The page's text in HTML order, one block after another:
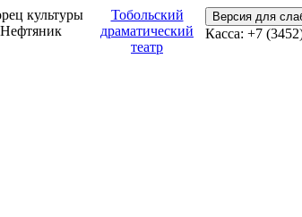
культуры
Нефтяник
Тобольский
драматический
театр
Версия для
Касса: +7